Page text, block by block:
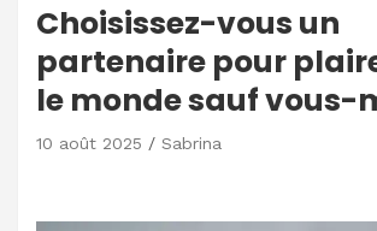
Choisissez-vous un
partenaire pour
le monde sauf vous-
10 août 2025 Sabrina